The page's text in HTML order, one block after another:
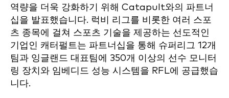
역량을 더욱 강화하기 위해 Catapult와의 파트너
십을 발표했습니다. 럭비 리그를 비롯한 여러 스포
츠 종목에 걸쳐 스포츠 기술을 제공하는 선도적인
기업인 캐터펄트는 파트너십을 통해 슈퍼리그 12개
팀과 잉글랜드 대표팀에 350개 이상의 선수 모니터
링 장치와 임베디드 성능 시스템을 RFL에 공급했습
니다.